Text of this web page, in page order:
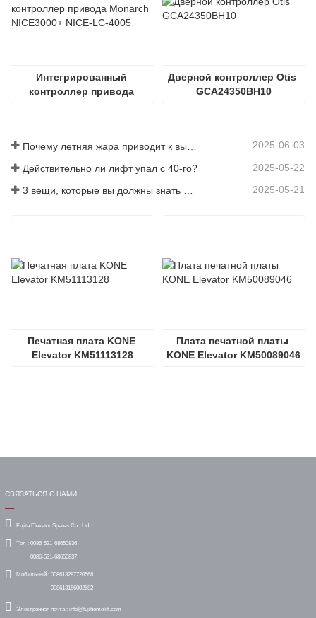
Интегрированный
контроллер привода
Дверной контроллер Otis
GCA24350BH10
2025-06-03
Действительно ли лифт упал с 40-го? 2025-05-22
3 вещи, которые вы должны знать перед покупкой лифта 2025-05-21
Печатная плата KONE
Elevator KM51113128
Плата печатной платы
KONE Elevator KM50089046
СВЯЗАТЬСЯ С НАМИ
Fujita Elevator Spares Co., Ltd
Тел : 0086-531-68650836
0086-531-68650837
Мобильный : 008613287720568
008613156002682
Электронная почта : info@fujihomelift.com